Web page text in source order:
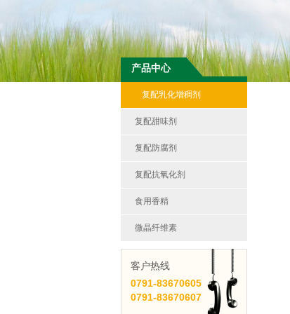
产品中心
复配乳化增稠剂
复配甜味剂
复配防腐剂
复配抗氧化剂
食用香精
微晶纤维素
客户热线
0791-83670605
0791-83670607